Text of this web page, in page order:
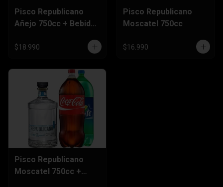
Pisco Republicano
Añejo 750cc + Bebida
$18.990
Pisco Republicano
Moscatel 750cc
$16.990
Pisco Republicano
Moscatel 750cc +